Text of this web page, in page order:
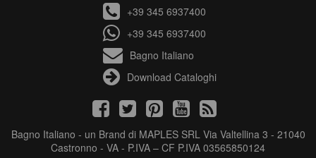
+39 345 6937400
+39 345 6937400
Bagno Italiano
Download Cataloghi
Bagno Italiano - un Brand di MAPLES SRL Via Valtellina 3 - 21040
Castronno - VA - P.IVA – CF P.IVA 03565850124